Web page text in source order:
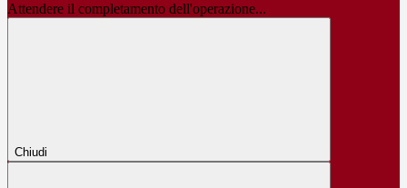
Attendere il completamento dell'operazione...
Chiudi